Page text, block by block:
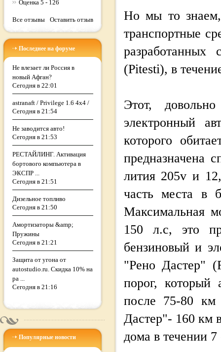
Оценка 5 - 126
Все отзывы Оставить отзыв
Последнее на форуме
Не влезает ли Россия в
новый Афган?
Сегодня в 22:01
astranaft / Privilege 1.6 4x4 /
Сегодня в 21:54
Не заводится авто!
Сегодня в 21:53
РЕСТАЙЛИНГ. Активация
бортового компьютера в
ЭКСПР ...
Сегодня в 21:51
Дизельное топливо
Сегодня в 21:50
Амортизаторы &amp;
Пружины
Сегодня в 21:21
Защита от угона от
autostudio.ru. Скидка 10% на
ра ...
Сегодня в 21:16
Популярные новости
Но мы то знаем,
транспортные
разработанных
(Pitesti), в
Этот,
электронный
которого
предназначена
лития 205v и
часть места в
Максимальная
150 л.с, это
бензиновый и
"Рено Дастер"
порог, который
после 75-80 км
Дастер"- 160 км
дома в течении